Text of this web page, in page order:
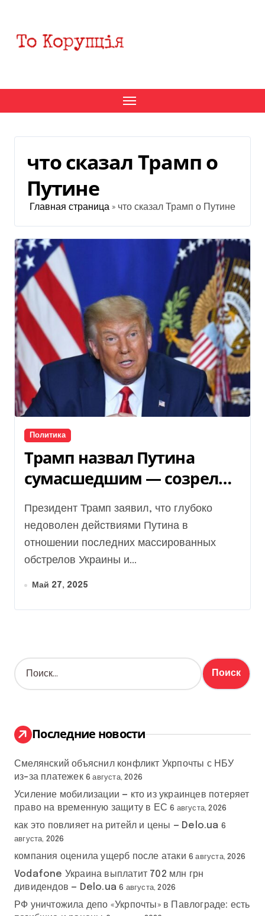
содержанию
что сказал Трамп о
Путине
Главная страница » что сказал Трамп о Путине
Политика
Трамп назвал Путина
сумасшедшим — созрели
ли США к жесткому
давлению на Россию
Президент Трамп заявил, что глубоко
недоволен действиями Путина в
отношении последних массированных
обстрелов Украины и...
Май 27, 2025
Н
а
:
Последние новости
Смелянский объяснил конфликт Укрпочты с НБУ
из-за платежек 6 августа, 2026
Усиление мобилизации — кто из украинцев потеряет
право на временную защиту в ЕС 6 августа, 2026
как это повлияет на ритейл и цены — Delo.ua 6
августа, 2026
компания оценила ущерб после атаки 6 августа, 2026
Vodafone Украина выплатит 702 млн грн
дивидендов — Delo.ua 6 августа, 2026
РФ уничтожила депо «Укрпочты» в Павлограде: есть